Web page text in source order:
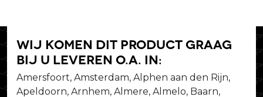
Wij komen dit product graag
bij u leveren o.a. in:
Amersfoort, Amsterdam, Alphen aan den Rijn,
Apeldoorn, Arnhem, Almere, Almelo, Baarn,